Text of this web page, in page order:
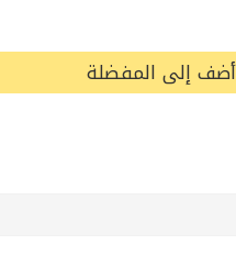
أضف إلى المفضلة